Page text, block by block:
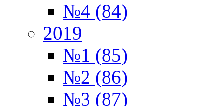
№4 (84)
2019
№1 (85)
№2 (86)
№3 (87)